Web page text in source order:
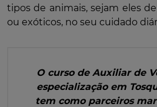
tipos de animais, sejam eles
ou exóticos, no seu cuidado
O curso de Auxiliar de
especialização em
tem como parceiros